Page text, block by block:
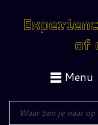
of
Menu
Producten
zoeken